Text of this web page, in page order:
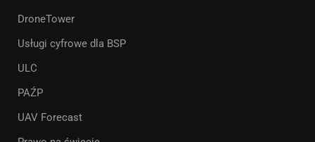
DroneTower
Usługi cyfrowe dla BSP
ULC
PAŹP
UAV Forecast